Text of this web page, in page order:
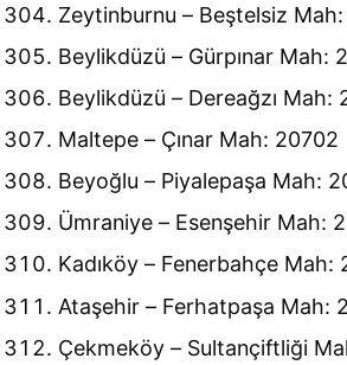
Zeytinburnu – Beştelsiz Mah:
Beylikdüzü – Gürpınar Mah:
Beylikdüzü – Dereağzı Mah:
Maltepe – Çınar Mah: 20702
Beyoğlu – Piyalepaşa Mah:
Ümraniye – Esenşehir Mah:
Kadıköy – Fenerbahçe Mah:
Ataşehir – Ferhatpaşa Mah:
Çekmeköy – Sultançiftliği